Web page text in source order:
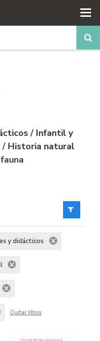
/ Infantil y
/ Historia natural
y didácticos
Quitar filtros